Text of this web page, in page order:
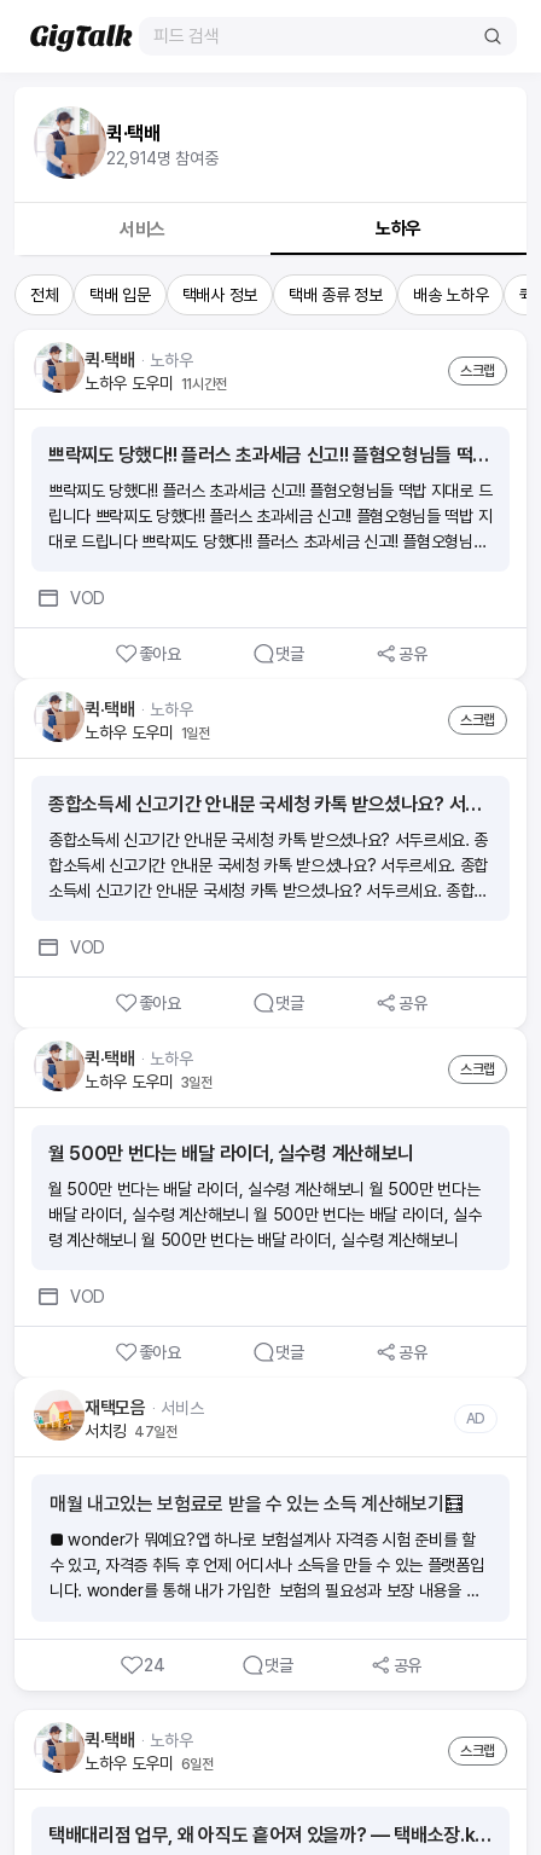
퀵·택배
22,914명 참여중
서비스 노하우
전체 택배 입문 택배사 정보 택배 종류 정보 배송 노하우 퀵
퀵·택배 ᆞ 노하우
노하우 도우미
11시간전
스크랩
쁘락찌도 당했다!! 플러스 초과세금 신고!! 플혐오형님들 떡밥 지대로 드립니다
쁘락찌도 당했다!! 플러스 초과세금 신고!! 플혐오형님들 떡밥 지대로 드
립니다 쁘락찌도 당했다!! 플러스 초과세금 신고!! 플혐오형님들 떡밥 지
대로 드립니다 쁘락찌도 당했다!! 플러스 초과세금 신고!! 플혐오형님들
형님들 떡밥 지대로 드립니다
VOD
좋아요 댓글 공유
퀵·택배 ᆞ 노하우
노하우 도우미
1일전
스크랩
종합소득세 신고기간 안내문 국세청 카톡 받으셨나요? 서두르세요.
종합소득세 신고기간 안내문 국세청 카톡 받으셨나요? 서두르세요. 종
합소득세 신고기간 안내문 국세청 카톡 받으셨나요? 서두르세요. 종합
소득세 신고기간 안내문 국세청 카톡 받으셨나요? 서두르세요. 종합소
VOD
좋아요 댓글 공유
퀵·택배 ᆞ 노하우
노하우 도우미 3일전
스크랩
월 500만 번다는 배달 라이더, 실수령 계산해보니
월 500만 번다는 배달 라이더, 실수령 계산해보니 월 500만 번다는
배달 라이더, 실수령 계산해보니 월 500만 번다는 배달 라이더, 실수
령 계산해보니 월 500만 번다는 배달 라이더, 실수령 계산해보니
VOD
좋아요 댓글 공유
재택모음 ᆞ 서비스
서치킹 47일전
AD
매월 내고있는 보험료로 받을 수 있는 소득 계산해보기🧮
■ wonder가 뭐예요?앱 하나로 보험설계사 자격증 시험 준비를 할
수 있고, 자격증 취득 후 언제 어디서나 소득을 만들 수 있는 플랫폼입
니다. wonder를 통해 내가 가입한 보험의 필요성과 보장 내용을 이
더 편리하게! ‘ wonder앱으로 하면 지출이었던 보험료가 소득이 돼요.
■ 요즘 보험 부업이 많던데요 wonder의 장점은 뭔가요?(1)내 라
이프스타일에 방해되지 않게 스스로 자격증 준비가 가능해요. 휴먼압
는 회사가 부담해요.(3)자격증을 취득하면 출근 없이 앱 하나로 소득을
만들 수 있어요.(4)시작부터 함께하는 전문 매니저가 전 과정을 도와드
려요.(5)나도 모르게 보험전문지식이 향상되어 있어요. ■ 절차가 궁
3배의 수수료와 축하금 최대 60만원을 받을 수 있어요 [예시] 보험료
24 댓글 공유
퀵·택배 ᆞ 노하우
노하우 도우미 6일전
스크랩
택배대리점 업무, 왜 아직도 흩어져 있을까? — 택배소장.kr (30일 무료체험)